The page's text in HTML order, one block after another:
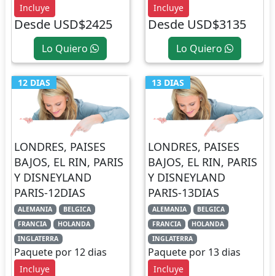
Incluye
Desde USD$2425
Lo Quiero
Incluye
Desde USD$3135
Lo Quiero
12 DIAS
LONDRES, PAISES
BAJOS, EL RIN, PARIS
Y DISNEYLAND
PARIS-12DIAS
ALEMANIA
BELGICA
FRANCIA
HOLANDA
INGLATERRA
Paquete por 12 dias
Incluye
13 DIAS
LONDRES, PAISES
BAJOS, EL RIN, PARIS
Y DISNEYLAND
PARIS-13DIAS
ALEMANIA
BELGICA
FRANCIA
HOLANDA
INGLATERRA
Paquete por 13 dias
Incluye